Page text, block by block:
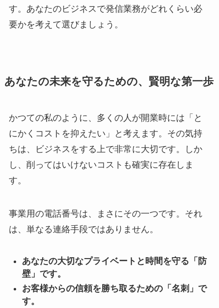
す。あなたのビジネスで発信業務がどれくらい必
要かを考えて選びましょう。
あなたの未来を守るための、賢明な第一歩
かつての私のように、多くの人が開業時には「と
にかくコストを抑えたい」と考えます。その気持
ちは、ビジネスをする上で非常に大切です。しか
し、削ってはいけないコストも確実に存在しま
す。
事業用の電話番号は、まさにその一つです。それ
は、単なる連絡手段ではありません。
あなたの大切なプライベートと時間を守る「防
壁」です。
お客様からの信頼を勝ち取るための「名刺」で
す。